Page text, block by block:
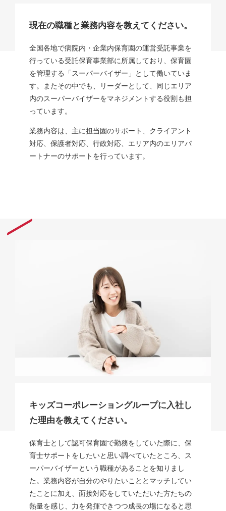
現在の職種と業務内容を教えてください。
全国各地で病院内・企業内保育園の運営受託事業を
行っている受託保育事業部に所属しており、保育園
を管理する「スーパーバイザー」として働いていま
す。またその中でも、リーダーとして、同じエリア
内のスーパーバイザーをマネジメントする役割も担
っています。
業務内容は、主に担当園のサポート、クライアント
対応、保護者対応、行政対応、エリア内のエリアパ
ートナーのサポートを行っています。
キッズコーポレーショングループに入社し
た理由を教えてください。
保育士として認可保育園で勤務をしていた際に、保
育士サポートをしたいと思い調べていたところ、ス
ーパーバイザーという職種があることを知りまし
た。業務内容が自分のやりたいこととマッチしてい
たことに加え、面接対応をしていただいた方たちの
熱量を感じ、力を発揮できつつ成長の場になると思